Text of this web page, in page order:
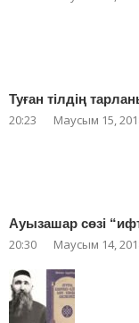
Туған тілдің
20:23 Маусым 15,
Ауызашар сөзі
20:30 Маусым 14,